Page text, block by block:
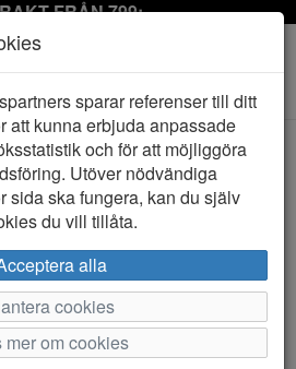
FRÅN 799:-
sparar referenser till ditt
att kunna erbjuda anpassade
och för att möjliggöra
Utöver nödvändiga
sida ska fungera, kan du själv
du vill tillåta.
alla
cookies
mer om cookies